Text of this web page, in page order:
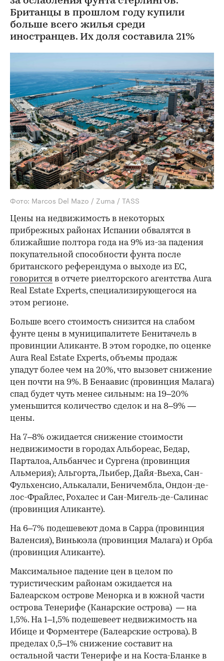
Британцы в прошлом году купили
больше всего жилья среди
иностранцев. Их доля составила 21%
Фото: Marcos Del Mazo / Zuma / TASS
Цены на недвижимость в некоторых
прибрежных районах Испании обвалятся в
ближайшие полтора года на 9% из-за падения
покупательной способности фунта после
британского референдума о выходе из ЕС,
говорится в отчете риелторского агентства Aura
Real Estate Experts, специализирующегося на
этом регионе.
Больше всего стоимость снизится на слабом
фунте цены в муниципалитете Бенитачель в
провинции Аликанте. В этом городке, по оценке
Aura Real Estate Experts, объемы продаж
упадут более чем на 20%, что вызовет снижение
цен почти на 9%. В Бенаавис (провинция Малага)
спад будет чуть менее сильным: на 19–20%
уменьшится количество сделок и на 8–9% —
цены.
На 7–8% ожидается снижение стоимости
недвижимости в городах Альбореас, Бедар,
Парталоа, Альбанчес и Сургена (провинция
Альмерия); Альгорта, Льибер, Дайя-Вьеха, Сан-
Фульхенсио, Алькалали, Беничембла, Ондон-де-
лос-Фрайлес, Рохалес и Сан-Мигель-де-Салинас
(провинция Аликанте).
На 6–7% подешевеют дома в Сарра (провинция
Валенсия), Виньюэла (провинция Малага) и Орба
(провинция Аликанте).
Максимальное падение цен в целом по
туристическим районам ожидается на
Балеарском острове Менорка и в южной части
острова Тенерифе (Канарские острова) — на
1,5%. На 1–1,5% подешевеет недвижимость на
Ибице и Форментере (Балеарские острова). В
пределах 0,5–1% снижение составит на
остальной части Тенерифе и на Коста-Бланке в